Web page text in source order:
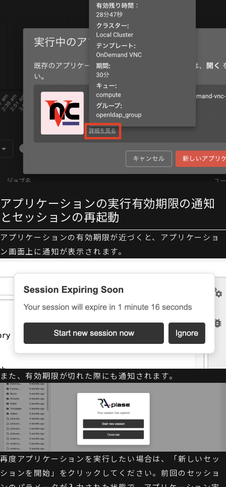
アプリケーションの実行有効期限の通知
とセッションの再起動
アプリケーションの有効期限が近づくと、アプリケーショ
ン画面上に通知が表示されます。
また、有効期限が切れた際にも通知されます。
再度アプリケーションを実行したい場合は、「新しいセッ
ションを開始」をクリックしてください。前回のセッショ